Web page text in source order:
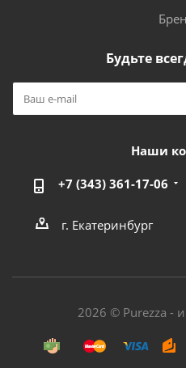
Будьте
Наши
+7 (343) 361-17-06
г. Екатеринбург
2026 © Purezza -